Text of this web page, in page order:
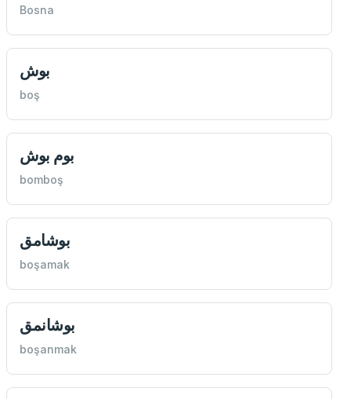
Bosna
بوش
boş
بوم بوش
bomboş
بوشامق
boşamak
بوشانمق
boşanmak